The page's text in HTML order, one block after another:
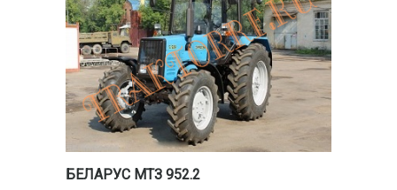
БЕЛАРУС МТЗ 952.2